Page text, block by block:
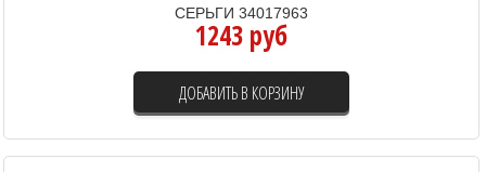
СЕРЬГИ 34017963
1243 руб
ДОБАВИТЬ В КОРЗИНУ